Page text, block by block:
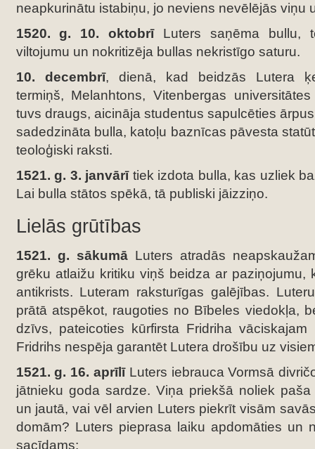
neapkurinātu istabiņu, jo neviens nevēlējās viņu
1520. g. 10. oktobrīLuters saņēma bullu,
viltojumu un nokritizēja bullas nekristīgo saturu.
10. decembrī, dienā, kad beidzās Lutera
termiņš, Melanhtons, Vitenbergas
tuvs draugs, aicināja studentus sapulcēties
sadedzināta bulla, katoļu baznīcas pāvesta
teoloģiski raksti.
1521. g. 3. janvārītiek izdota bulla, kas uzliek
Lai bulla stātos spēkā, tā publiski jāizziņo.
Lielās grūtības
1521. g. sākumāLuters atradās
grēku atlaižu kritiku viņš beidza ar paziņojumu,
antikrists. Luteram raksturīgas galējības.
prātā atspēkot, raugoties no Bībeles viedokļa,
dzīvs, pateicoties kūrfirsta Fridriha vāciskajam
Fridrihs nespēja garantēt Lutera drošību uz
1521. g. 16. aprīlīLuters iebrauca Vormsā
jātnieku goda sardze. Viņa priekšā noliek
un jautā, vai vēl arvien Luters piekrīt visām
domām? Luters pieprasa laiku apdomāties un
sacīdams: